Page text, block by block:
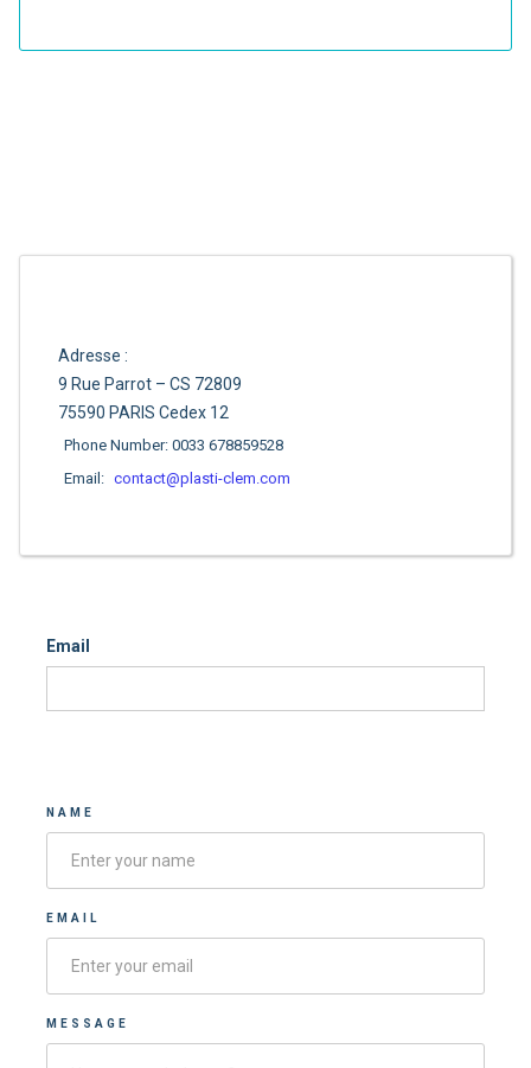
Email
NAME
EMAIL
MESSAGE
Adresse :
9 Rue Parrot – CS 72809
75590 PARIS Cedex 12
Phone Number: 0033 678859528
Email: contact@plasti-clem.com